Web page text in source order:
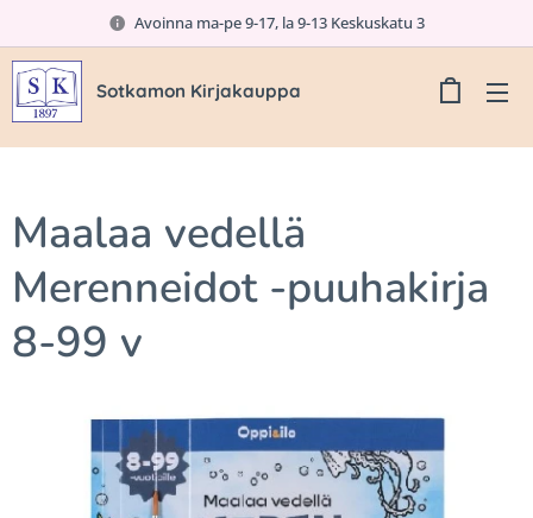
Avoinna ma-pe 9-17, la 9-13 Keskuskatu 3
Sotkamon Kirjakauppa
Maalaa vedellä
Merenneidot -puuhakirja
8-99 v